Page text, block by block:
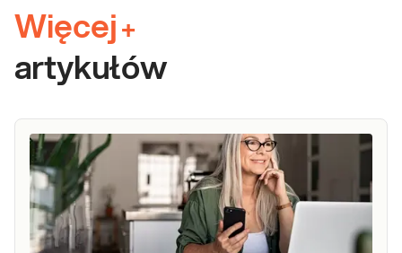
Więcej +
artykułów